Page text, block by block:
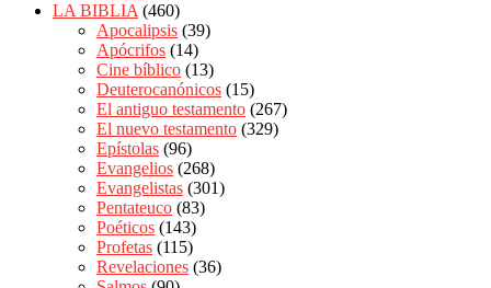
LA BIBLIA (460)
Apocalipsis (39)
Apócrifos (14)
Cine bíblico (13)
Deuterocanónicos (15)
El antiguo testamento (267)
El nuevo testamento (329)
Epístolas (96)
Evangelios (268)
Evangelistas (301)
Pentateuco (83)
Poéticos (143)
Profetas (115)
Revelaciones (36)